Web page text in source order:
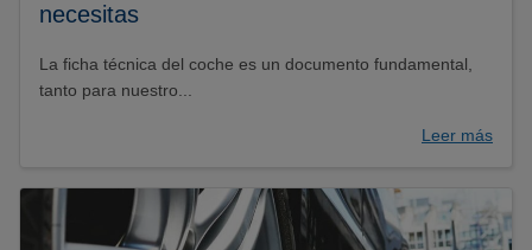
necesitas
La ficha técnica del coche es un documento fundamental,
tanto para nuestro...
Leer más